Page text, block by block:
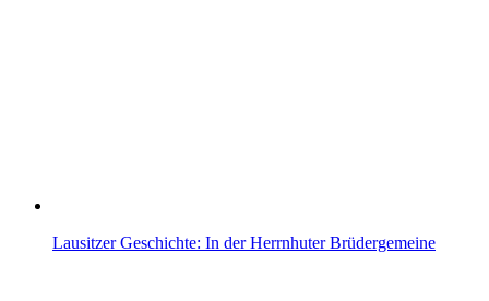
Lausitzer Geschichte: In der Herrnhuter Brüdergemeine